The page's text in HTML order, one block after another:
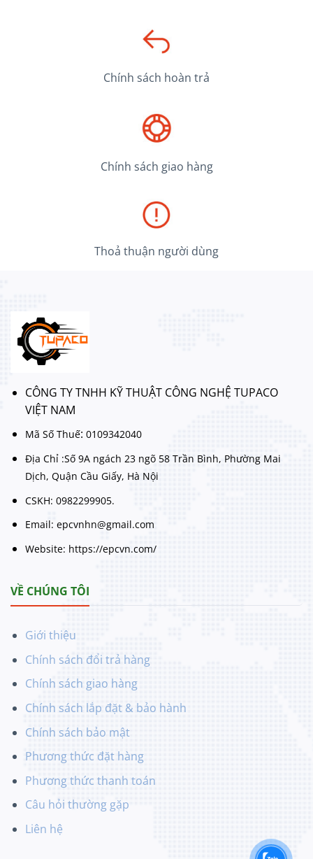
Chính sách hoàn trả
Chính sách giao hàng
Thoả thuận người dùng
CÔNG TY TNHH KỸ THUẬT CÔNG NGHỆ TUPACO
VIỆT NAM
Mã Số Thuế: 0109342040
Địa Chỉ :Số 9A ngách 23 ngõ 58 Trần Bình, Phường Mai
Dịch, Quận Cầu Giấy, Hà Nội
CSKH: 0982299905.
Email: epcvnhn@gmail.com
Website: https://epcvn.com/
VỀ CHÚNG TÔI
Giới thiệu
Chính sách đổi trả hàng
Chính sách giao hàng
Chính sách lắp đặt & bảo hành
Chính sách bảo mật
Phương thức đặt hàng
Phương thức thanh toán
Câu hỏi thường gặp
Liên hệ